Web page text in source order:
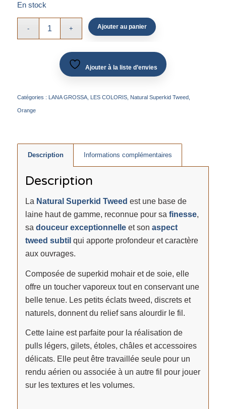
En stock
Ajouter au panier
Ajouter à la liste d’envies
Catégories : LANA GROSSA, LES COLORIS, Natural Superkid Tweed,
Orange
Description Informations complémentaires
Description
La Natural Superkid Tweed est une base de
laine haut de gamme, reconnue pour sa finesse,
sa douceur exceptionnelleet son aspect
tweed subtil qui apporte profondeur et caractère
aux ouvrages.
Composée de superkid mohair et de soie, elle
offre un toucher vaporeux tout en conservant une
belle tenue. Les petits éclats tweed, discrets et
naturels, donnent du relief sans alourdir le fil.
Cette laine est parfaite pour la réalisation de
pulls légers, gilets, étoles, châles et accessoires
délicats. Elle peut être travaillée seule pour un
rendu aérien ou associée à un autre fil pour jouer
sur les textures et les volumes.